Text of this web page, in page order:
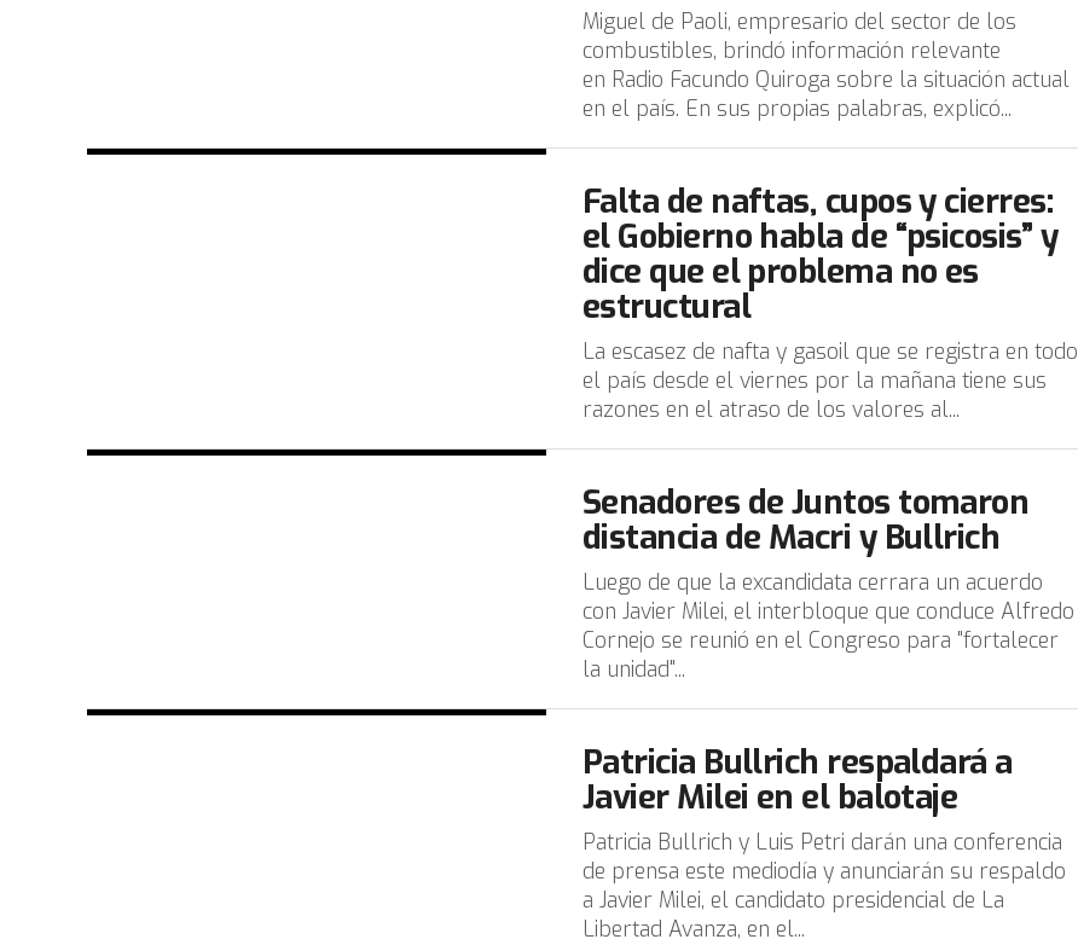
Miguel de Paoli, empresario del sector de los
combustibles, brindó información relevante
en Radio Facundo Quiroga sobre la situación actual
en el país. En sus propias palabras, explicó...
Falta de naftas, cupos y cierres:
el Gobierno habla de “psicosis” y
dice que el problema no es
estructural
La escasez de nafta y gasoil que se registra en todo
el país desde el viernes por la mañana tiene sus
razones en el atraso de los valores al...
Senadores de Juntos tomaron
distancia de Macri y Bullrich
Luego de que la excandidata cerrara un acuerdo
con Javier Milei, el interbloque que conduce Alfredo
Cornejo se reunió en el Congreso para "fortalecer
la unidad"...
Patricia Bullrich respaldará a
Javier Milei en el balotaje
Patricia Bullrich y Luis Petri darán una conferencia
de prensa este mediodía y anunciarán su respaldo
a Javier Milei, el candidato presidencial de La
Libertad Avanza, en el...